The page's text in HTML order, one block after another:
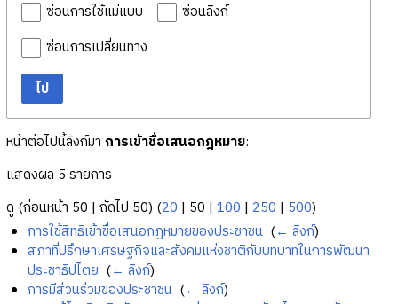
ซ่อนการใช้แม่แบบ
ซ่อนลิงก์
ซ่อนการเปลี่ยนทาง
ไป
หน้าต่อไปนี้ลิงก์มา การเข้าชื่อเสนอกฎหมาย:
แสดงผล 5 รายการ
ดู (ก่อนหน้า 50 | ถัดไป 50) (20 | 50 | 100 | 250 | 500)
การใช้สิทธิเข้าชื่อเสนอกฎหมายของประชาชน (← ลิงก์)
สภาที่ปรึกษาเศรษฐกิจและสังคมแห่งชาติกับบทบาทในการพัฒนา
ประชาธิปไตย (← ลิงก์)
การมีส่วนร่วมของประชาชน (← ลิงก์)